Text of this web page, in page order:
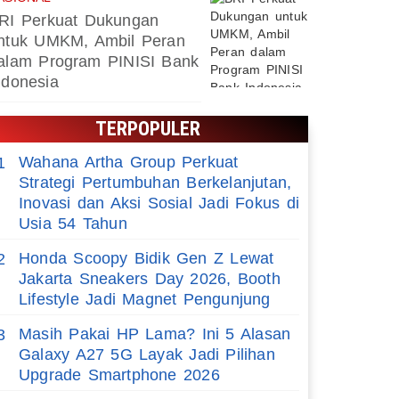
Perkuat Dukungan
UMKM, Ambil Peran
Program PINISI Bank
TERPOPULER
Wahana Artha Group Perkuat
Strategi Pertumbuhan Berkelanjutan,
Inovasi dan Aksi Sosial Jadi Fokus di
Usia 54 Tahun
Honda Scoopy Bidik Gen Z Lewat
Jakarta Sneakers Day 2026, Booth
Lifestyle Jadi Magnet Pengunjung
Masih Pakai HP Lama? Ini 5 Alasan
Galaxy A27 5G Layak Jadi Pilihan
Upgrade Smartphone 2026